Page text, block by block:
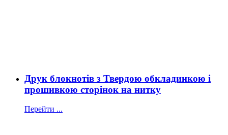
Друк блокнотів з Твердою обкладинкою і
прошивкою сторінок на нитку
Перейти ...